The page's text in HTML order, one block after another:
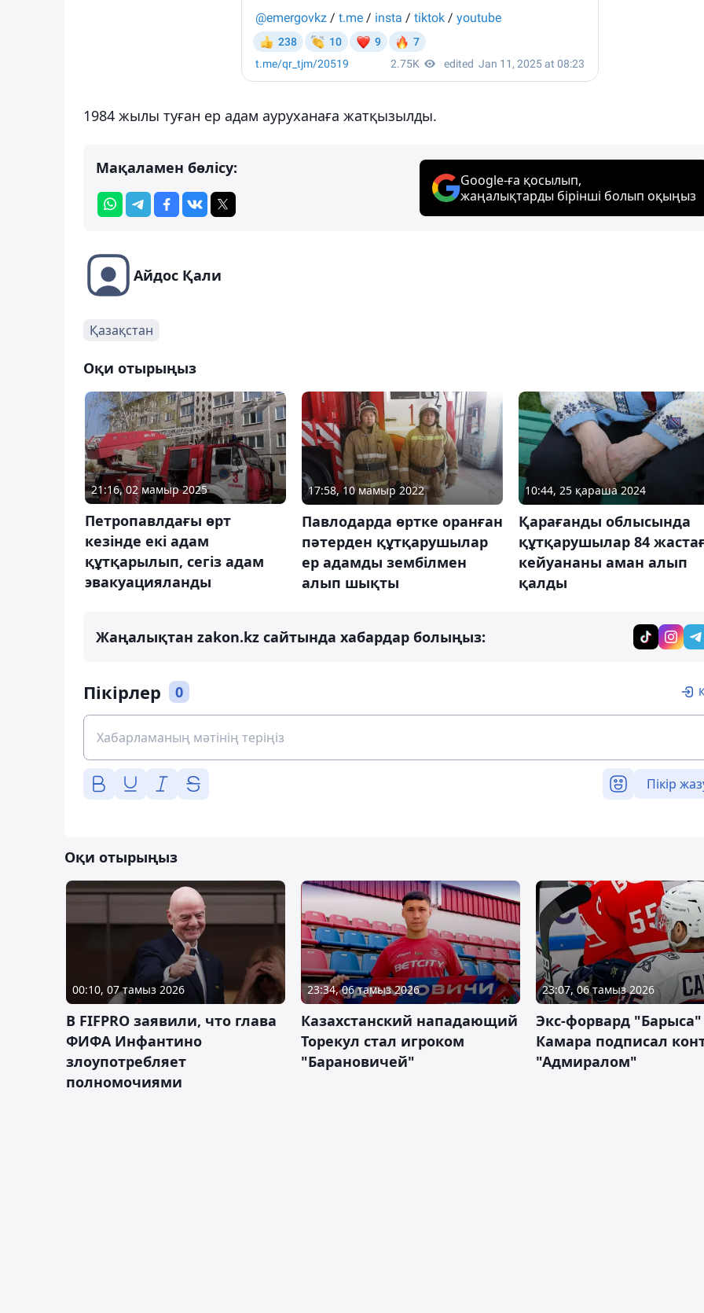
1984 жылы туған ер адам ауруханаға жатқызылды.
Мақаламен бөлісу:
Google-ға қосылып,
жаңалықтарды бірінші болып оқыңыз
Айдос Қали
Қазақстан
Оқи отырыңыз
21:16, 02 мамыр 2025
Петропавлдағы өрт
кезінде екі адам
құтқарылып, сегіз адам
эвакуацияланды
17:58, 10 мамыр 2022
Павлодарда өртке оранған
пәтерден құтқарушылар
ер адамды зембілмен
алып шықты
10:44, 25 қараша 2024
Қарағанды облысында
құтқарушылар 84
кейуананы аман алып
қалды
Жаңалықтан zakon.kz сайтында хабардар болыңыз:
Пікірлер 0
Пікір
Оқи отырыңыз
00:10, 07 тамыз 2026
В FIFPRO заявили, что глава
ФИФА Инфантино
злоупотребляет
полномочиями
23:34, 06 тамыз 2026
Казахстанский нападающий
Торекул стал игроком
"Барановичей"
23:07, 06 тамыз 2026
Экс-форвард "Барыса"
Камара подписал
"Адмиралом"